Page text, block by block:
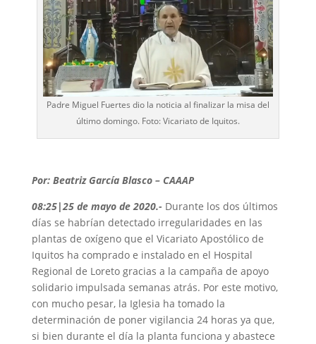
Padre Miguel Fuertes dio la noticia al finalizar la misa del
último domingo. Foto: Vicariato de Iquitos.
Por: Beatriz García Blasco – CAAAP
08:25|25 de mayo de 2020.- Durante los dos últimos
días se habrían detectado irregularidades en las
plantas de oxígeno que el Vicariato Apostólico de
Iquitos ha comprado e instalado en el Hospital
Regional de Loreto gracias a la campaña de apoyo
solidario impulsada semanas atrás. Por este motivo,
con mucho pesar, la Iglesia ha tomado la
determinación de poner vigilancia 24 horas ya que,
si bien durante el día la planta funciona y abastece